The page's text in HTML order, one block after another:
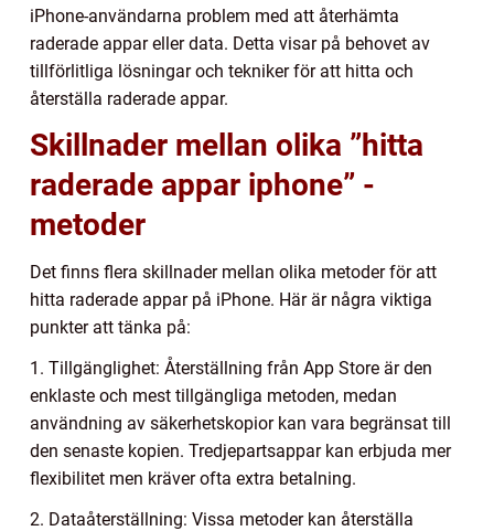
iPhone-användarna problem med att återhämta
raderade appar eller data. Detta visar på behovet av
tillförlitliga lösningar och tekniker för att hitta och
återställa raderade appar.
Skillnader mellan olika ”hitta
raderade appar iphone” -
metoder
Det finns flera skillnader mellan olika metoder för att
hitta raderade appar på iPhone. Här är några viktiga
punkter att tänka på:
1. Tillgänglighet: Återställning från App Store är den
enklaste och mest tillgängliga metoden, medan
användning av säkerhetskopior kan vara begränsat till
den senaste kopien. Tredjepartsappar kan erbjuda mer
flexibilitet men kräver ofta extra betalning.
2. Dataåterställning: Vissa metoder kan återställa